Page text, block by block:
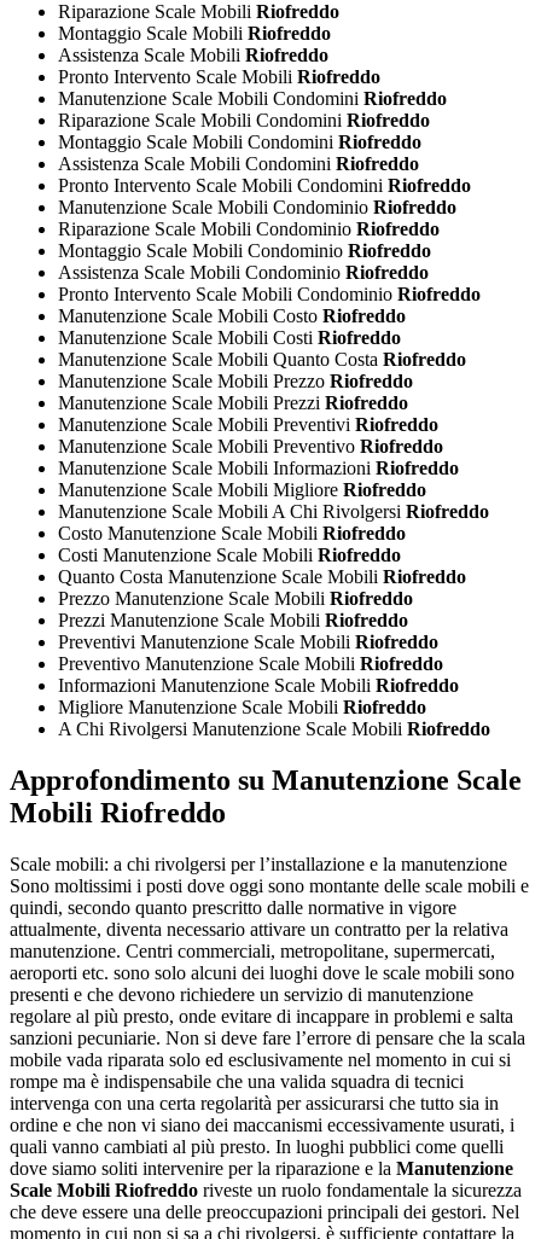
Riparazione Scale Mobili Riofreddo
Montaggio Scale Mobili Riofreddo
Assistenza Scale Mobili Riofreddo
Pronto Intervento Scale Mobili Riofreddo
Manutenzione Scale Mobili Condomini Riofreddo
Riparazione Scale Mobili Condomini Riofreddo
Montaggio Scale Mobili Condomini Riofreddo
Assistenza Scale Mobili Condomini Riofreddo
Pronto Intervento Scale Mobili Condomini Riofreddo
Manutenzione Scale Mobili Condominio Riofreddo
Riparazione Scale Mobili Condominio Riofreddo
Montaggio Scale Mobili Condominio Riofreddo
Assistenza Scale Mobili Condominio Riofreddo
Pronto Intervento Scale Mobili Condominio Riofreddo
Manutenzione Scale Mobili Costo Riofreddo
Manutenzione Scale Mobili Costi Riofreddo
Manutenzione Scale Mobili Quanto Costa Riofreddo
Manutenzione Scale Mobili Prezzo Riofreddo
Manutenzione Scale Mobili Prezzi Riofreddo
Manutenzione Scale Mobili Preventivi Riofreddo
Manutenzione Scale Mobili Preventivo Riofreddo
Manutenzione Scale Mobili Informazioni Riofreddo
Manutenzione Scale Mobili Migliore Riofreddo
Manutenzione Scale Mobili A Chi Rivolgersi Riofreddo
Costo Manutenzione Scale Mobili Riofreddo
Costi Manutenzione Scale Mobili Riofreddo
Quanto Costa Manutenzione Scale Mobili Riofreddo
Prezzo Manutenzione Scale Mobili Riofreddo
Prezzi Manutenzione Scale Mobili Riofreddo
Preventivi Manutenzione Scale Mobili Riofreddo
Preventivo Manutenzione Scale Mobili Riofreddo
Informazioni Manutenzione Scale Mobili Riofreddo
Migliore Manutenzione Scale Mobili Riofreddo
A Chi Rivolgersi Manutenzione Scale Mobili Riofreddo
Approfondimento su Manutenzione Scale
Mobili Riofreddo
Scale mobili: a chi rivolgersi per l’installazione e la manutenzione
Sono moltissimi i posti dove oggi sono montante delle scale mobili e
quindi, secondo quanto prescritto dalle normative in vigore
attualmente, diventa necessario attivare un contratto per la relativa
manutenzione. Centri commerciali, metropolitane, supermercati,
aeroporti etc. sono solo alcuni dei luoghi dove le scale mobili sono
presenti e che devono richiedere un servizio di manutenzione
regolare al più presto, onde evitare di incappare in problemi e salta
sanzioni pecuniarie. Non si deve fare l’errore di pensare che la scala
mobile vada riparata solo ed esclusivamente nel momento in cui si
rompe ma è indispensabile che una valida squadra di tecnici
intervenga con una certa regolarità per assicurarsi che tutto sia in
ordine e che non vi siano dei maccanismi eccessivamente usurati, i
quali vanno cambiati al più presto. In luoghi pubblici come quelli
dove siamo soliti intervenire per la riparazione e la Manutenzione
Scale Mobili Riofreddo riveste un ruolo fondamentale la sicurezza
che deve essere una delle preoccupazioni principali dei gestori. Nel
momento in cui non si sa a chi rivolgersi, è sufficiente contattare la